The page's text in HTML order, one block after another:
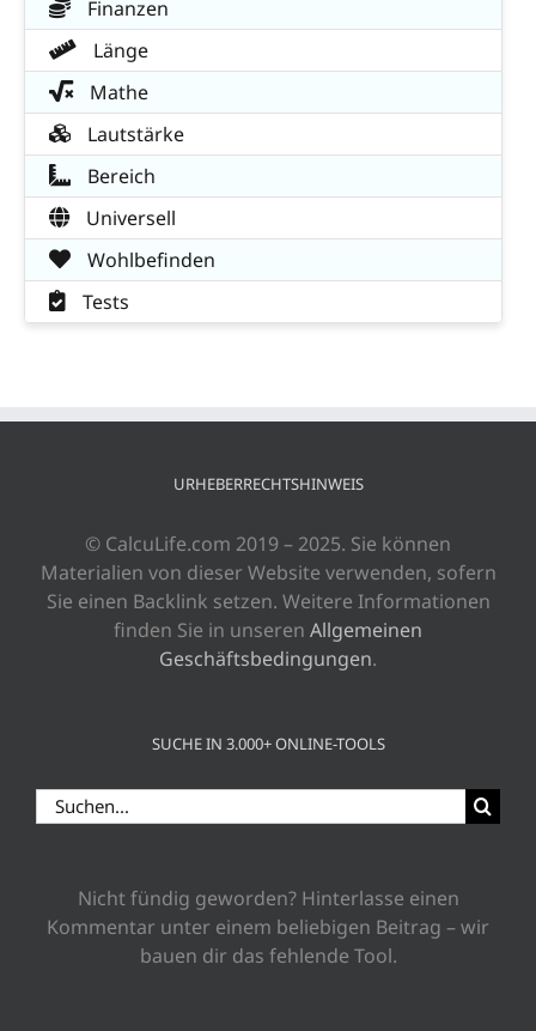
Finanzen
Länge
Mathe
Lautstärke
Bereich
Universell
Wohlbefinden
Tests
URHEBERRECHTSHINWEIS
© CalcuLife.com 2019 – 2025. Sie können
Materialien von dieser Website verwenden, sofern
Sie einen Backlink setzen. Weitere Informationen
finden Sie in unseren Allgemeinen
Geschäftsbedingungen.
SUCHE IN 3.000+ ONLINE-TOOLS
Suche
nach:
Nicht fündig geworden? Hinterlasse einen
Kommentar unter einem beliebigen Beitrag – wir
bauen dir das fehlende Tool.